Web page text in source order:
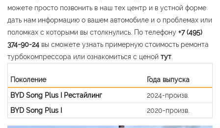
можете просто позвонить в наш тех центр и в устной форме
дать нам информацию о вашем автомобиле и о проблемах или
поломках с которыми вы столкнулись. По телефону +7 (495)
374-90-24 вы сможете узнать примерную стоимость ремонта
турбокомпрессора или ознакомиться с ценой тут
Поколение
Года выпуска
BYD Song Plus I Рестайлинг
2024-произв.
BYD Song Plus I
2020-произв.